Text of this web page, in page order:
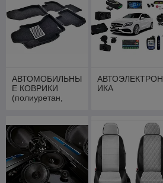
АВТОМОБИЛЬНЫ
Е КОВРИКИ
(полиуретан,
АВТОЭЛЕКТРОН
ИКА